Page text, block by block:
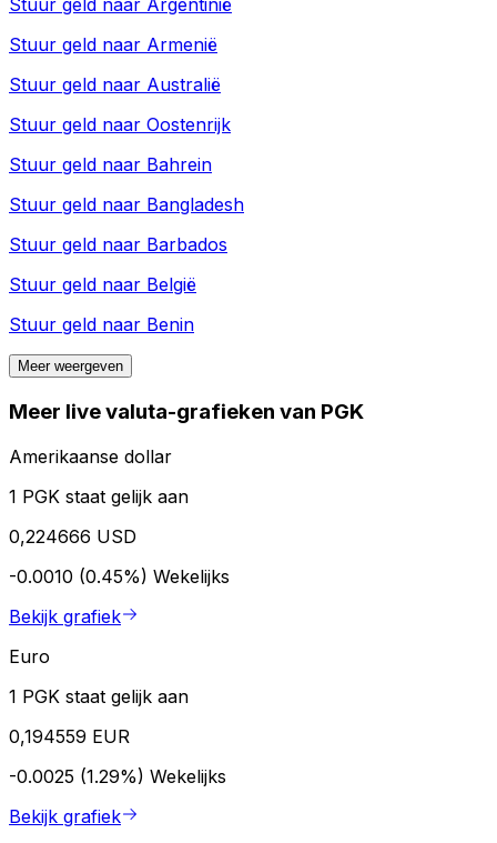
Stuur geld naar Argentinië
Stuur geld naar Armenië
Stuur geld naar Australië
Stuur geld naar Oostenrijk
Stuur geld naar Bahrein
Stuur geld naar Bangladesh
Stuur geld naar Barbados
Stuur geld naar België
Stuur geld naar Benin
Meer weergeven
Meer live valuta-grafieken van PGK
Amerikaanse dollar
1 PGK staat gelijk aan
0,224666 USD
-0.0010 (0.45%) Wekelijks
Bekijk grafiek
Euro
1 PGK staat gelijk aan
0,194559 EUR
-0.0025 (1.29%) Wekelijks
Bekijk grafiek